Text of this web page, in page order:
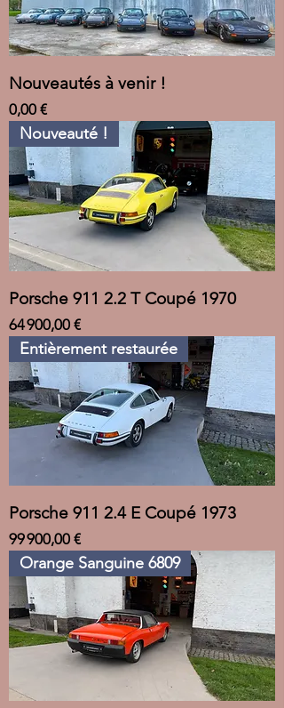
Nouveautés à venir !
Prix
0,00 €
Nouveauté !
Porsche 911 2.2 T Coupé 1970
Prix
64 900,00 €
Entièrement restaurée
Porsche 911 2.4 E Coupé 1973
Prix
99 900,00 €
Orange Sanguine 6809